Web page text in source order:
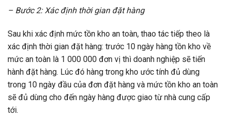
– Bước 2: Xác định thời gian đặt hàng
Sau khi xác định mức tồn kho an toàn, thao tác tiếp theo là
xác định thời gian đặt hàng: trước 10 ngày hàng tồn kho về
mức an toàn là 1 000 000 đơn vị thì doanh nghiệp sẽ tiến
hành đặt hàng. Lúc đó hàng trong kho ước tính đủ dùng
trong 10 ngày đầu của đơn đặt hàng và mức tồn kho an toàn
sẽ đủ dùng cho đến ngày hàng được giao từ nhà cung cấp
tới.